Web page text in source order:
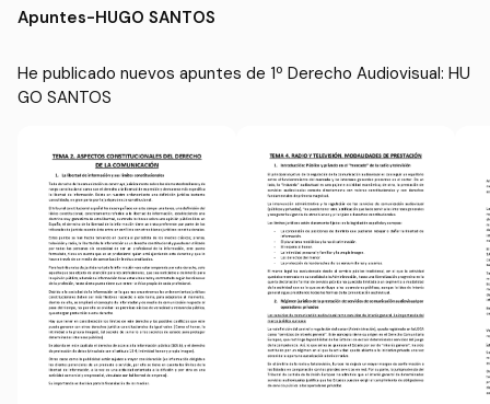
Apuntes-HUGO SANTOS
He publicado nuevos apuntes de 1º Derecho Audiovisual: HU
GO SANTOS